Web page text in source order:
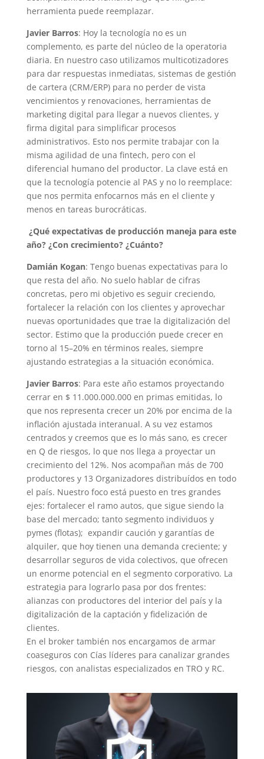
herramienta puede reemplazar.
Javier Barros: Hoy la tecnología no es un
complemento, es parte del núcleo de la operatoria
diaria. En nuestro caso utilizamos multicotizadores
para dar respuestas inmediatas, sistemas de gestión
de cartera (CRM/ERP) para no perder de vista
vencimientos y renovaciones, herramientas de
marketing digital para llegar a nuevos clientes, y
firma digital para simplificar procesos
administrativos. Esto nos permite trabajar con la
misma agilidad de una fintech, pero con el
diferencial humano del productor. La clave está en
que la tecnología potencie al PAS y no lo reemplace:
que nos permita enfocarnos más en el cliente y
menos en tareas burocráticas.
¿Qué expectativas de producción maneja para este
año? ¿Con crecimiento? ¿Cuánto?
Damián Kogan: Tengo buenas expectativas para lo
que resta del año. No suelo hablar de cifras
concretas, pero mi objetivo es seguir creciendo,
fortalecer la relación con los clientes y aprovechar
nuevas oportunidades que trae la digitalización del
sector. Estimo que la producción puede crecer en
torno al 15–20% en términos reales, siempre
ajustando estrategias a la situación económica.
Javier Barros: Para este año estamos proyectando
cerrar en $ 11.000.000.000 en primas emitidas, lo
que nos representa crecer un 20% por encima de la
inflación ajustada interanual. A su vez estamos
centrados y creemos que es lo más sano, es crecer
en Q de riesgos, lo que nos llega a proyectar un
crecimiento del 12%. Nos acompañan más de 700
productores y 13 Organizadores distribuídos en todo
el país. Nuestro foco está puesto en tres grandes
ejes: fortalecer el ramo autos, que sigue siendo la
base del mercado; tanto segmento individuos y
pymes (flotas); expandir caución y garantías de
alquiler, que hoy tienen una demanda creciente; y
desarrollar seguros de vida colectivos, que ofrecen
un enorme potencial en el segmento corporativo. La
estrategia para lograrlo pasa por dos frentes:
alianzas con productores del interior del país y la
digitalización de la captación y fidelización de
clientes.
En el broker también nos encargamos de armar
coaseguros con Cías líderes para canalizar grandes
riesgos, con analistas especializados en TRO y RC.